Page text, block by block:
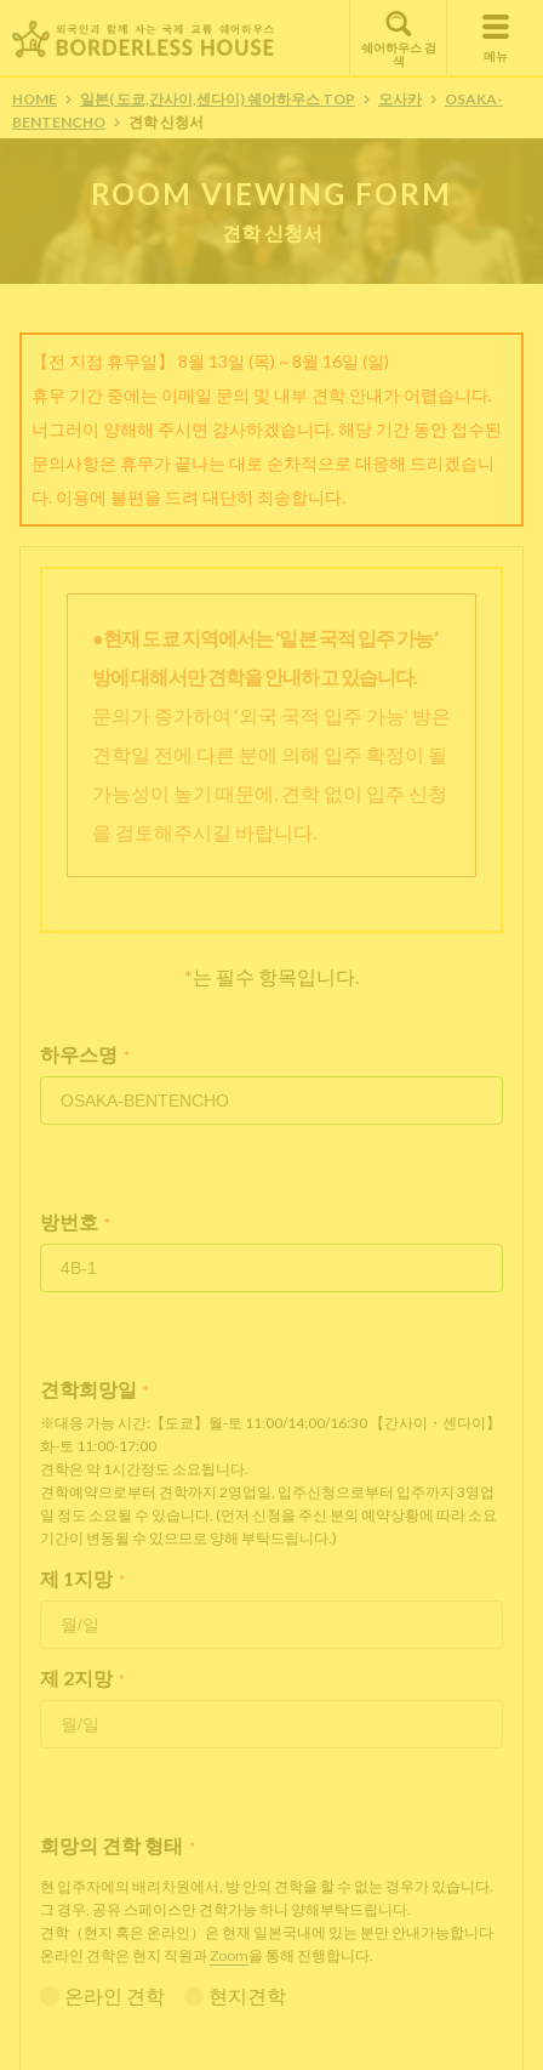
쉐어하우스 검
색
메뉴
HOME 일본( 도쿄,간사이,센다이) 쉐어하우스 TOP 오사카
OSAKA-
BENTENCHO
견학 신청서
ROOM VIEWING FORM
견학 신청서
【전 지점 휴무일】 8월 13일 (목) ~ 8월 16일 (일)
휴무 기간 중에는 이메일 문의 및 내부 견학 안내가 어렵습니다.
너그러이 양해해 주시면 감사하겠습니다. 해당 기간 동안 접수된
문의사항은 휴무가 끝나는 대로 순차적으로 대응해 드리겠습니
다. 이용에 불편을 드려 대단히 죄송합니다.
●현재 도쿄 지역에서는 ‘일본 국적 입주 가능‘
방에 대해서만 견학을 안내하고 있습니다.
문의가 증가하여 ‘외국 국적 입주 가능‘ 방은
견학일 전에 다른 분에 의해 입주 확정이 될
가능성이 높기 때문에, 견학 없이 입주 신청
을 검토해주시길 바랍니다.
*는 필수 항목입니다.
하우스명 *
방번호 *
견학희망일 *
※대응 가능 시간:【도쿄】월-토 11:00/14:00/16:30 【간사이・센다이】
화-토 11:00-17:00
견학은 약 1시간정도 소요됩니다.
견학예약으로부터 견학까지 2영업일, 입주신청으로부터 입주까지 3영업
일 정도 소요될 수 있습니다. (먼저 신청을 주신 분의 예약상황에 따라 소요
기간이 변동될 수 있으므로 양해 부탁드립니다.)
제 1지망 *
제 2지망 *
희망의 견학 형태 *
현 입주자에의 배려차원에서, 방 안의 견학을 할 수 없는 경우가 있습니다.
그 경우, 공유 스페이스만 견학가능 하니 양해부탁드립니다.
견학（현지 혹은 온라인）은 현재 일본국내에 있는 분만 안내가능합니다
온라인 견학은 현지 직원과Zoom을 통해 진행합니다.
온라인 견학 현지견학